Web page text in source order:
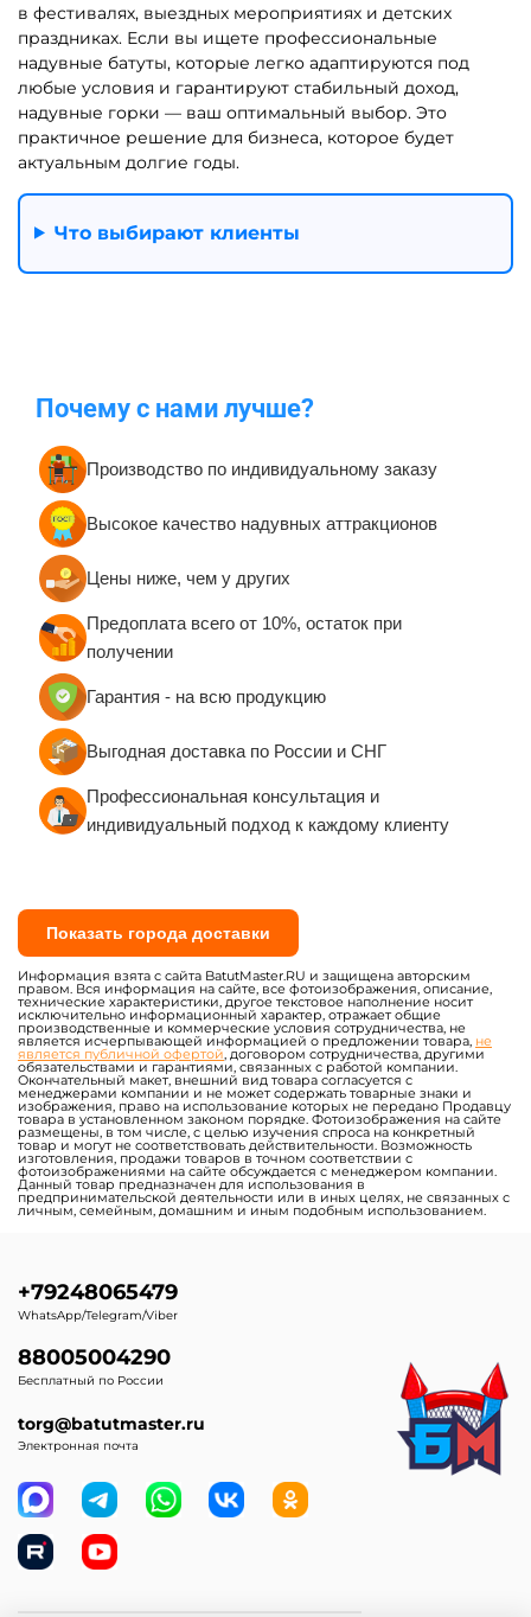
в фестивалях, выездных мероприятиях и детских
праздниках. Если вы ищете профессиональные
надувные батуты, которые легко адаптируются под
любые условия и гарантируют стабильный доход,
надувные горки — ваш оптимальный выбор. Это
практичное решение для бизнеса, которое будет
актуальным долгие годы.
Что выбирают клиенты
Почему с нами лучше?
Производство по индивидуальному заказу
Высокое качество надувных аттракционов
Цены ниже, чем у других
Предоплата всего от 10%, остаток при
получении
Гарантия - на всю продукцию
Выгодная доставка по России и СНГ
Профессиональная консультация и
индивидуальный подход к каждому клиенту
Показать города доставки
Информация взята с сайта BatutMaster.RU и защищена авторским
правом. Вся информация на сайте, все фотоизображения, описание,
технические характеристики, другое текстовое наполнение носит
исключительно информационный характер, отражает общие
производственные и коммерческие условия сотрудничества, не
является исчерпывающей информацией о предложении товара, не
является публичной офертой, договором сотрудничества, другими
обязательствами и гарантиями, связанных с работой компании.
Окончательный макет, внешний вид товара согласуется с
менеджерами компании и не может содержать товарные знаки и
изображения, право на использование которых не передано Продавцу
товара в установленном законом порядке. Фотоизображения на сайте
размещены, в том числе, с целью изучения спроса на конкретный
товар и могут не соответствовать действительности. Возможность
изготовления, продажи товаров в точном соответствии с
фотоизображениями на сайте обсуждается с менеджером компании.
Данный товар предназначен для использования в
предпринимательской деятельности или в иных целях, не связанных с
личным, семейным, домашним и иным подобным использованием.
+79248065479
WhatsApp/Telegram/Viber
88005004290
Бесплатный по России
torg@batutmaster.ru
Электронная почта